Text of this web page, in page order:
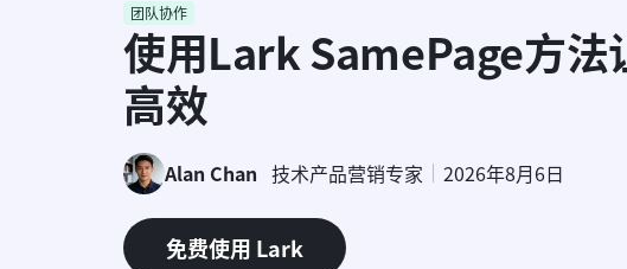
团队协作
使用Lark SamePage方法
高效
Alan Chan 技术产品营销专家 2026年8月6日
免费使用 Lark